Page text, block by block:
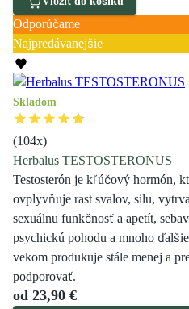
Odporúčame
Najpredávanejšie
Skladom
(104x)
Herbalus TESTOSTERONUS
Testosterón je kľúčový hormón,
ovplyvňuje rast svalov, silu,
sexuálnu funkčnosť a apetít,
psychickú pohodu a mnoho
vekom produkuje stále menej a
podporovať.
od 23,90 €